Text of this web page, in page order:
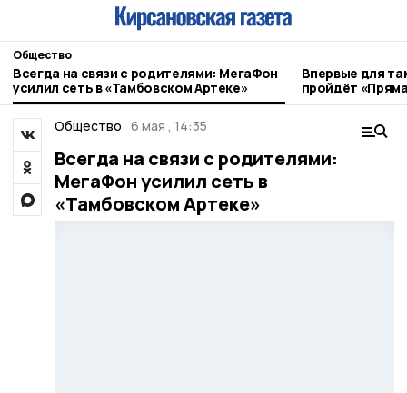
Общество
Всегда на связи с родителями: МегаФон
усилил сеть в «Тамбовском Артеке»
Впервые для
пройдёт
Общество 6 мая , 14:35
Всегда на связи с родителями:
МегаФон усилил сеть в
«Тамбовском Артеке»